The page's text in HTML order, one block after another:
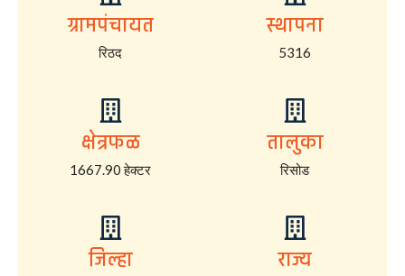
ग्रामपंचायत
रिठद
स्थापना
5316
क्षेत्रफळ
1667.90 हेक्टर
तालुका
रिसोड
जिल्हा राज्य